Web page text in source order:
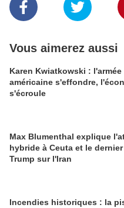
Vous aimerez aussi
Karen Kwiatkowski : l'armée
américaine s'effondre,
s'écroule
Max Blumenthal explique
hybride à Ceuta et le dernier
Trump sur l'Iran
Incendies historiques : la